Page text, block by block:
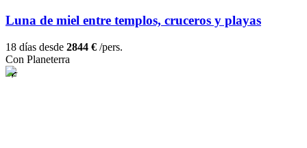
Luna de miel entre templos, cruceros y playas
18 días desde 2844 € /pers.
Con Planeterra